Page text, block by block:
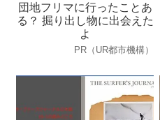
団地フリマに行ったことあ
る？ 掘り出し物に出会えた
よ
PR（UR都市機構）